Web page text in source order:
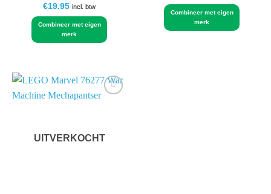
€19.95 incl. btw
Combineer met eigen
merk
Combineer met eigen
merk
UITVERKOCHT